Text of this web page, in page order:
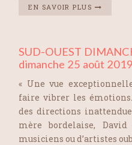
EN SAVOIR PLUS
SUD-OUEST
dimanche 25 août 2019
« Une vue
faire vibrer les
des directions
mère bordelaise,
musiciens ou d’artistes